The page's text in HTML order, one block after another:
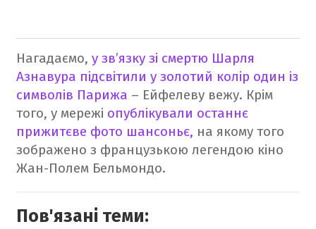
Нагадаємо, у зв’язку зі смертю Шарля
Азнавура підсвітили у золотий колір один із
символів Парижа – Ейфелеву вежу. Крім
того, у мережі опублікували останнє
прижитєве фото шансоньє, на якому того
зображено з французькою легендою кіно
Жан-Полем Бельмондо.
Пов'язані теми: